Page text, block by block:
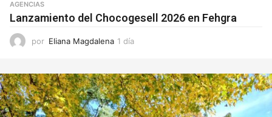
AGENCIAS
Lanzamiento del Chocogesell 2026 en Fehgra
por Eliana Magdalena 1 día
a